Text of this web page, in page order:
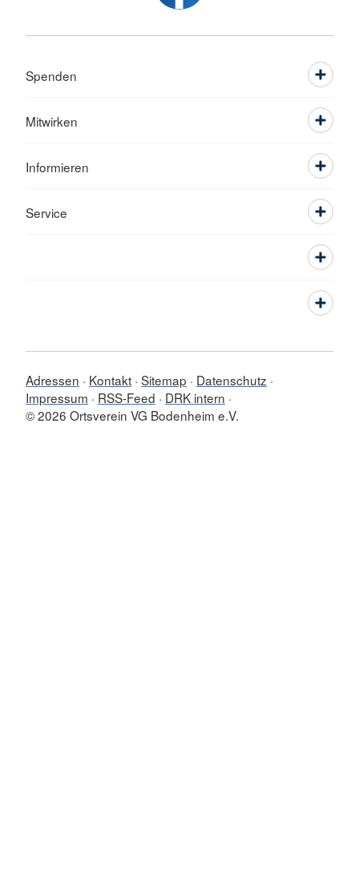
Spenden
Mitwirken
Informieren
Service
Adressen Kontakt Sitemap
Datenschutz
Impressum
RSS-Feed
DRK intern
© 2026 Ortsverein VG Bodenheim e.V.